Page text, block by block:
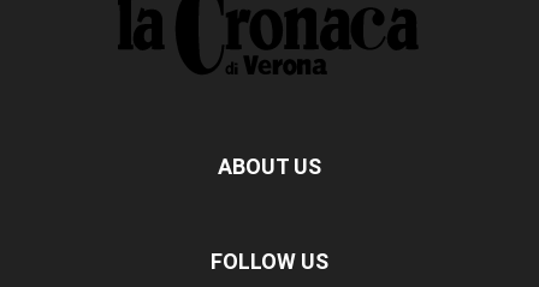
ABOUT US
FOLLOW US